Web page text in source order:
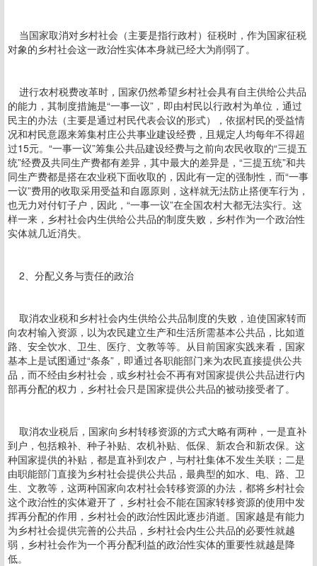
当国家取消对乡村社会（主要是指行政村）征税时，作为国家征税
对象的乡村社会这一政治性实体本身就已经大为削弱了。
进行农村税费改革时，国家仍然希望乡村社会具有自主供给公共品
的能力，其制度措施是“一事一议”，即由村民以行政村为单位，通过
民主的办法（主要是通过村民代表会议的形式），依据村民的受益情
况和村民意愿来筹集村庄公共事业建设经费，且规定人均每年不得超
过15元。“一事一议”筹集公共品建设经费与之前向农民收取的“三提五
统”经费及共同生产费都有差异，其中最大的差异是，“三提五统”和共
同生产费都是搭在农业税下面收取的，因此有一定的强制性，而“一事
一议”费用的收取采用受益和自愿原则，这样就无法防止搭便车行为，
也无力对付钉子户，因此，“一事一议”在全国农村大都无法实行。这
样一来，乡村社会内生供给公共品的制度失败，乡村作为一个政治性
实体就几近消失。
2、分配义务与责任的政治
取消农业税和乡村社会内生供给公共品制度的失败，迫使国家转而
向农村输入资源，以为农民建立生产和生活所需基本公共品，比如道
路、安全饮水、卫生、医疗、文教等等。从目前国家实践来看，国家
基本上是试图通过“条条”，即通过各职能部门来为农民直接提供公共
品，而不经由乡村社会，或乡村社会不再有对国家提供公共品进行内
部再分配的权力，乡村社会只是国家提供公共品的被动接受者了。
取消农业税后，国家向乡村转移资源的方式大略有两种，一是直补
到户，包括粮补、种子补贴、农机补贴、低保、新农合和新农保。这
种国家提供的补贴，都是直补到农户，与村社集体不发生关联；二是
由职能部门直接为乡村社会提供公共品，最典型的如水、电、路、卫
生、文教等，这两种国家向农村社会转移资源的办法，都将乡村社会
这个政治性的实体避开了，乡村社会不能在国家转移资源的使用中发
挥再分配的作用，乡村社会的政治性因此逐步消逝。国家越是有能力
为乡村社会提供完善的公共品，乡村社会内生公共品的必要性就越
弱，乡村社会作为一个再分配利益的政治性实体的重要性就越是降
低。